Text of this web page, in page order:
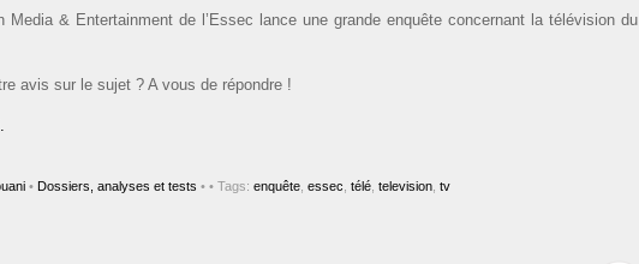
Media & Entertainment de l’Essec lance une grande enquête concernant la télévision du
avis sur le sujet ? A vous de répondre !
• Dossiers, analyses et tests • • Tags: enquête essec télé television tv